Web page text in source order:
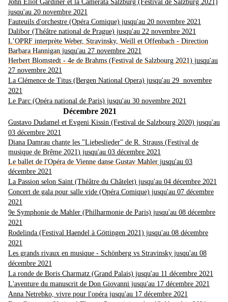
John Eliot Gardiner et la Camerata Salzburg (Festival de Salzburg 2021)
jusqu'au 20 novembre 2021
Fauteuils d'orchestre (Opéra Comique) jusqu'au 20 novembre 2021
Dalibor (Théâtre national de Prague) jusqu'au 22 novembre 2021
L’OPRF interprète Weber, Stravinsky, Weill et Offenbach - Direction
Barbara Hannigan jusqu'au 27 novembre 2021
Herbert Blomstedt - 4e de Brahms (Festival de Salzbourg 2021) jusqu'au
27 novembre 2021
La Clémence de Titus (Bergen National Opera) jusqu'au 29 novembre
2021
Le Parc (Opéra national de Paris) jusqu'au 30 novembre 2021
Décembre 2021
Gustavo Dudamel et Evgeni Kissin (Festival de Salzbourg 2020) jusqu'au
03 décembre 2021
Diana Damrau chante les "Liebeslieder" de R. Strauss (Festival de
musique de Brême 2021) jusqu'au 03 décembre 2021
Le ballet de l'Opéra de Vienne danse Gustav Mahler jusqu'au 03
décembre 2021
La Passion selon Saint (Théâtre du Châtelet) jusqu'au 04 décembre 2021
Concert de gala pour salle vide (Opéra Comique) jusqu'au 07 décembre
2021
9e Symphonie de Mahler (Philharmonie de Paris) jusqu'au 08 décembre
2021
Rodelinda (Festival Haendel à Göttingen 2021) jusqu'au 08 décembre
2021
Les grands rivaux en musique - Schönberg vs Stravinsky jusqu'au 08
décembre 2021
La ronde de Boris Charmatz (Grand Palais) jusqu'au 11 décembre 2021
L'aventure du manuscrit de Don Giovanni jusqu'au 17 décembre 2021
Anna Netrebko, vivre pour l'opéra jusqu'au 17 décembre 2021